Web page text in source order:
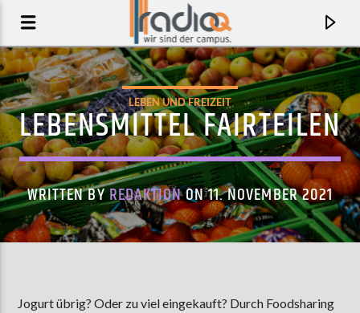
AKTUELLER TRACK
LEBEN UND FREIZEIT
LEBENSMITTEL FAIRTEILEN
WRITTEN BYREDAKTIONON 11. NOVEMBER 2021
Jogurt übrig? Oder zu viel eingekauft? Durch Foodsharing